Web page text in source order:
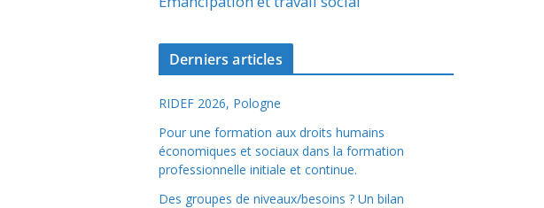
Derniers articles
RIDEF 2026, Pologne
Pour une formation aux droits humains
économiques et sociaux dans la formation
professionnelle initiale et continue.
Des groupes de niveaux/besoins ? Un bilan